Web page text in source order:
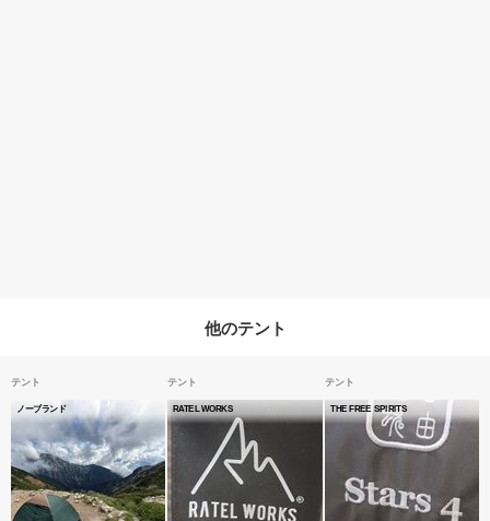
他のテント
テント
ノーブランド
テント
RATEL WORKS
テント
THE FREE SPIRITS